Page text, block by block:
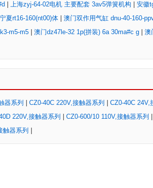
上海zyj-64-02电机 主要配套 3av5弹簧机构 安徽
宁夏rt16-160(nt00)体 澳门双作用气缸 dnu-40-160-
m5-m5 澳门dz47le-32 1p(拼装) 6a 30ma#c g
澳
器系列 CZ0-40C 220V,接触器系列 CZ0-40C 24V,
220V,接触器系列 CZ0-600/10 110V,接触器系列
触器系列